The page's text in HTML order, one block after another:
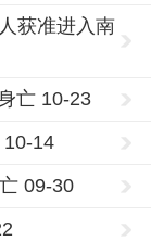
获准进入南
亡 10-23
14
09-30